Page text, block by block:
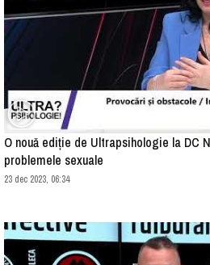
O nouă ediție de Ultrapsihologie la DC
problemele sexuale
23 dec 2023, 06:34